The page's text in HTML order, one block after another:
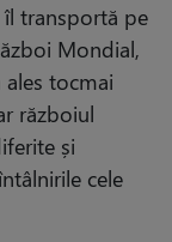
transportă pe
Mondial,
tocmai
războiul
și
cele